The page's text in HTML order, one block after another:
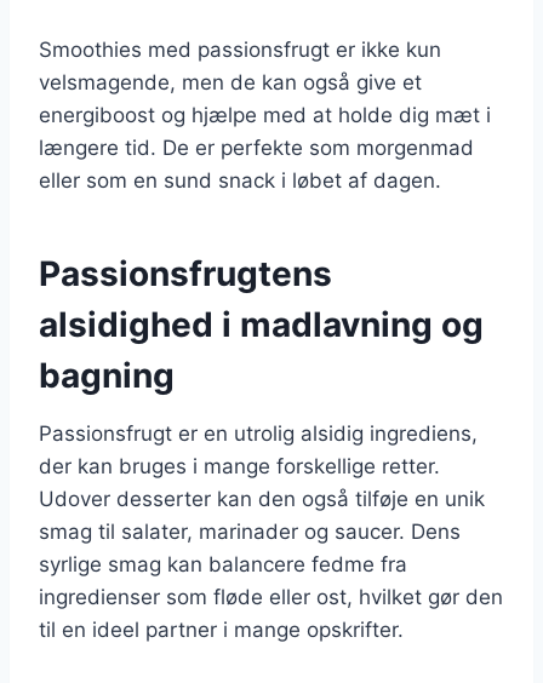
Smoothies med passionsfrugt er ikke kun
velsmagende, men de kan også give et
energiboost og hjælpe med at holde dig mæt i
længere tid. De er perfekte som morgenmad
eller som en sund snack i løbet af dagen.
Passionsfrugtens
alsidighed i madlavning og
bagning
Passionsfrugt er en utrolig alsidig ingrediens,
der kan bruges i mange forskellige retter.
Udover desserter kan den også tilføje en unik
smag til salater, marinader og saucer. Dens
syrlige smag kan balancere fedme fra
ingredienser som fløde eller ost, hvilket gør den
til en ideel partner i mange opskrifter.